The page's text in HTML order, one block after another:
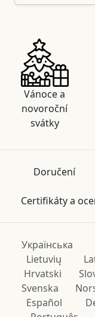
Vánoce a
novoroční
svátky
Doručení
Certifikáty a
Українська
Lietuvių
Hrvatski
Svenska
Español